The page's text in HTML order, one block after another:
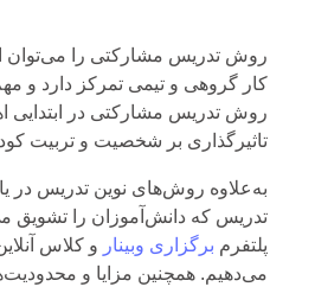
روش تدریس مشارکتی را می‌توان
کار گروهی و تیمی تمرکز دارد و
روش تدریس مشارکتی در ابتدایی
تاثیرگذاری بر شخصیت و تربیت
به‌علاوه روش‌های نوین تدریس در
تدریس که دانش‌آموزان را تشویق
پلتفرم برگزاری وبینار و کلاس
می‌دهیم. همچنین مزایا و